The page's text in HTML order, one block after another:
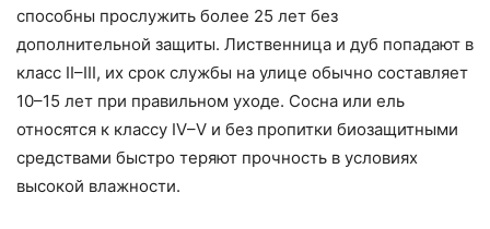
способны прослужить более 25 лет без
дополнительной защиты. Лиственница и дуб попадают в
класс II–III, их срок службы на улице обычно составляет
10–15 лет при правильном уходе. Сосна или ель
относятся к классу IV–V и без пропитки биозащитными
средствами быстро теряют прочность в условиях
высокой влажности.